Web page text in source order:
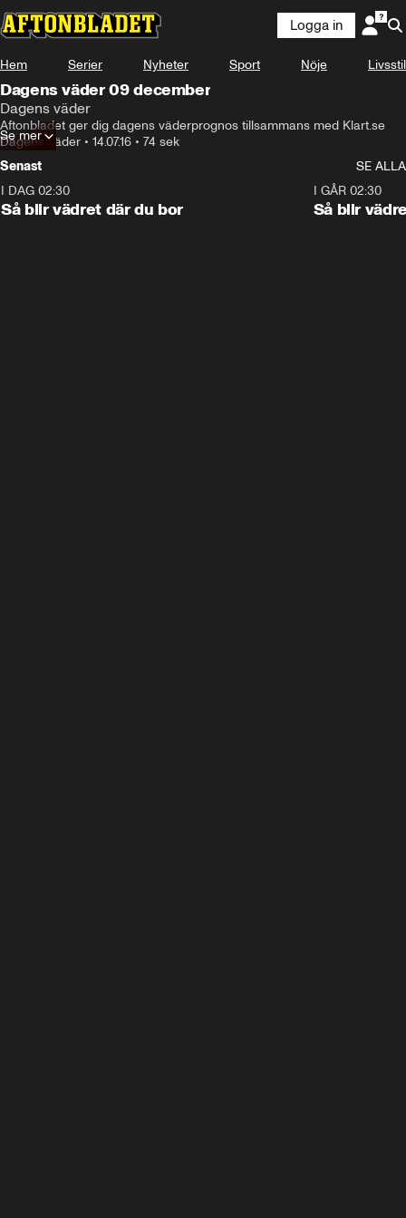
Logga in
Hem Serier Nyheter Sport Nöje Livsstil
Dagens väder 09 december
Dagens väder
Aftonbladet ger dig dagens väderprognos tillsammans med Klart.se
Dagens väder • 14.07.16 • 74 sek
Se mer
Senast
SE ALLA
I DAG 02:30
Så blir vädret där du bor
I GÅR 02:30
Så blir